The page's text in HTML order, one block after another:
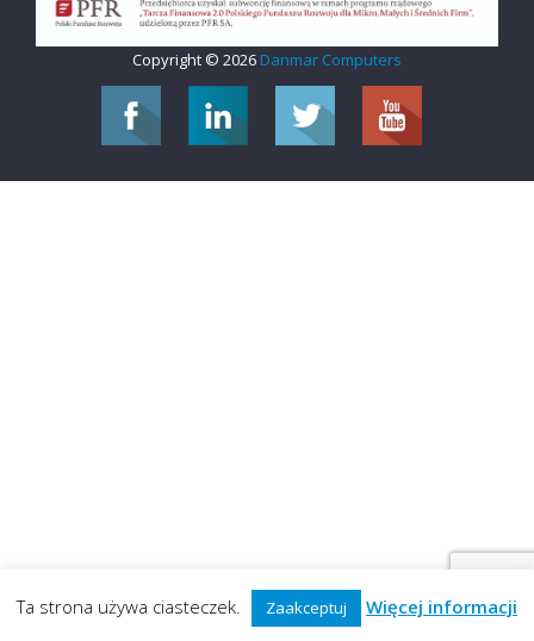
Copyright © 2026 Danmar Computers
Ta strona używa ciasteczek. Zaakceptuj Więcej informacji